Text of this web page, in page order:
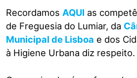
Recordamos AQUI as
de Freguesia do Lumiar, da
Municipal de Lisboa e dos
à Higiene Urbana diz respeito.